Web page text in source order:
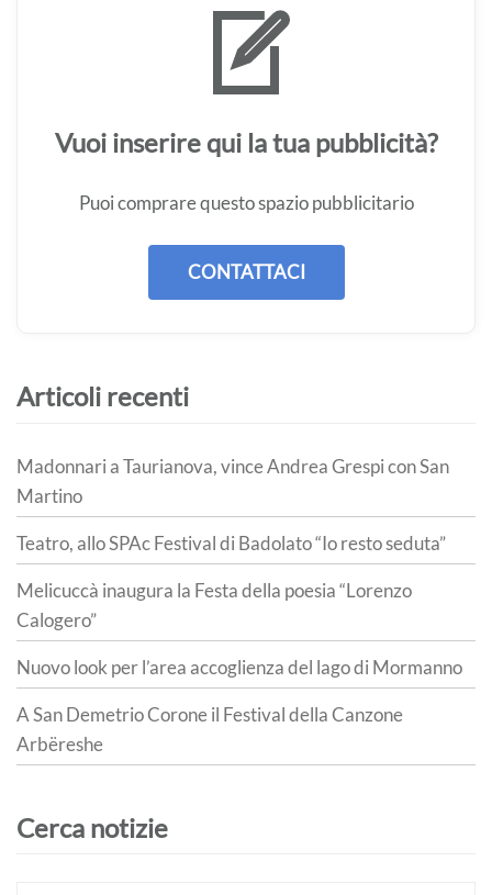
Vuoi inserire qui la tua pubblicità?
Puoi comprare questo spazio pubblicitario
CONTATTACI
Articoli recenti
Madonnari a Taurianova, vince Andrea Grespi con San
Martino
Teatro, allo SPAc Festival di Badolato “Io resto seduta”
Melicuccà inaugura la Festa della poesia “Lorenzo
Calogero”
Nuovo look per l’area accoglienza del lago di Mormanno
A San Demetrio Corone il Festival della Canzone
Arbëreshe
Cerca notizie